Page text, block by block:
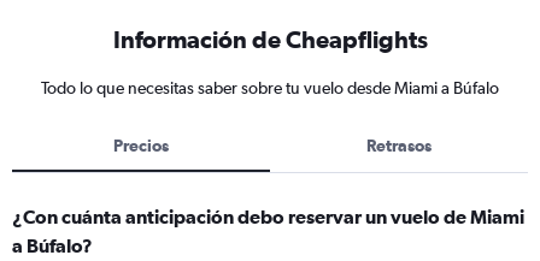
Información de Cheapflights
Todo lo que necesitas saber sobre tu vuelo desde Miami a Búfalo
Precios Retrasos
¿Con cuánta anticipación debo reservar un vuelo de Miami
a Búfalo?